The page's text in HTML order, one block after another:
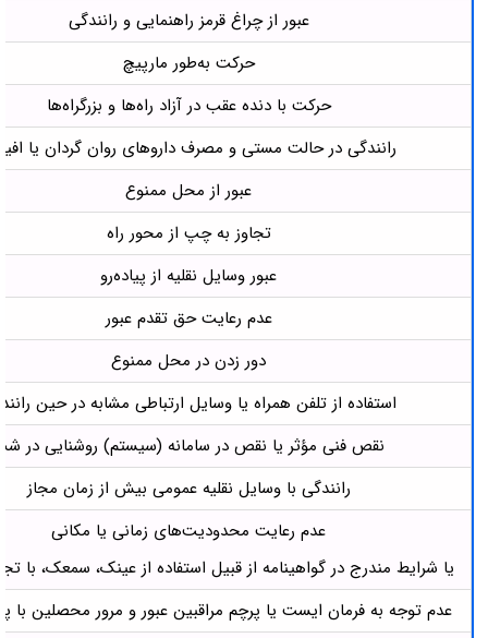
عبور از چراغ قرمز راهنمایی و رانندگی
حرکت به‌طور مارپیچ
حرکت با دنده عقب در آزاد راه‌ها و بزرگراه‌ها
رانندگی در حالت مستی و مصرف داروهای روان گردان یا
عبور از محل ممنوع
تجاوز به چپ از محور راه
عبور وسایل نقلیه از پیاده‌رو
عدم رعایت حق تقدم عبور
دور زدن در محل ممنوع
استفاده از تلفن همراه یا وسایل ارتباطی مشابه در حین
نقص فنی مؤثر یا نقص در سامانه (سیستم) روشنایی در
رانندگی با وسایل نقلیه عمومی بیش از زمان مجاز
عدم رعایت محدودیت‌های زمانی یا مکانی
یا شرایط مندرج در گواهینامه از قبیل استفاده از عینک، سمعک، با
عدم توجه به فرمان ایست یا پرچم مراقبین عبور و مرور محصلین با